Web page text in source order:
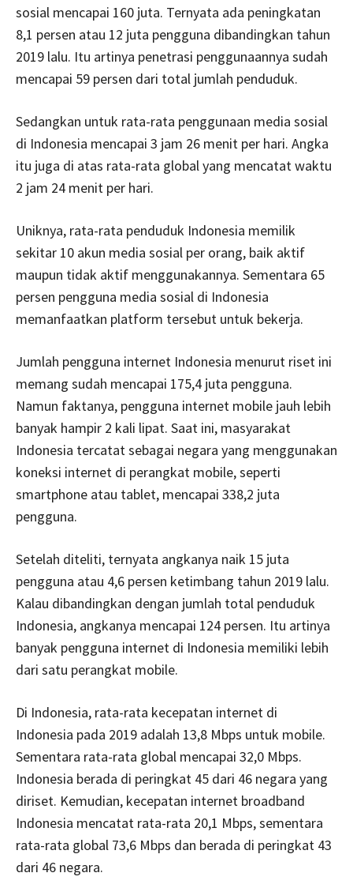
sosial mencapai 160 juta. Ternyata ada peningkatan
8,1 persen atau 12 juta pengguna dibandingkan tahun
2019 lalu. Itu artinya penetrasi penggunaannya sudah
mencapai 59 persen dari total jumlah penduduk.
Sedangkan untuk rata-rata penggunaan media sosial
di Indonesia mencapai 3 jam 26 menit per hari. Angka
itu juga di atas rata-rata global yang mencatat waktu
2 jam 24 menit per hari.
Uniknya, rata-rata penduduk Indonesia memilik
sekitar 10 akun media sosial per orang, baik aktif
maupun tidak aktif menggunakannya. Sementara 65
persen pengguna media sosial di Indonesia
memanfaatkan platform tersebut untuk bekerja.
Jumlah pengguna internet Indonesia menurut riset ini
memang sudah mencapai 175,4 juta pengguna.
Namun faktanya, pengguna internet mobile jauh lebih
banyak hampir 2 kali lipat. Saat ini, masyarakat
Indonesia tercatat sebagai negara yang menggunakan
koneksi internet di perangkat mobile, seperti
smartphone atau tablet, mencapai 338,2 juta
pengguna.
Setelah diteliti, ternyata angkanya naik 15 juta
pengguna atau 4,6 persen ketimbang tahun 2019 lalu.
Kalau dibandingkan dengan jumlah total penduduk
Indonesia, angkanya mencapai 124 persen. Itu artinya
banyak pengguna internet di Indonesia memiliki lebih
dari satu perangkat mobile.
Di Indonesia, rata-rata kecepatan internet di
Indonesia pada 2019 adalah 13,8 Mbps untuk mobile.
Sementara rata-rata global mencapai 32,0 Mbps.
Indonesia berada di peringkat 45 dari 46 negara yang
diriset. Kemudian, kecepatan internet broadband
Indonesia mencatat rata-rata 20,1 Mbps, sementara
rata-rata global 73,6 Mbps dan berada di peringkat 43
dari 46 negara.